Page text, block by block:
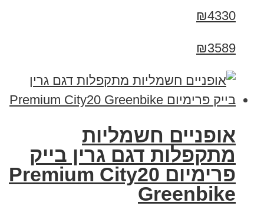
₪4330
₪3589
אופניים חשמליות
מתקפלות דגם גרין בייק
פרימיום Premium City20
Greenbike